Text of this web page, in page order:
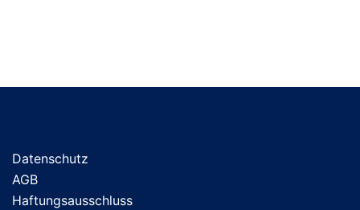
Datenschutz
AGB
Haftungsausschluss